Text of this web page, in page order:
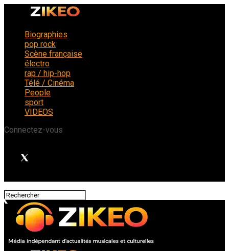
Biographies
pop rock
Scène française
électro
rap / hip-hop
Télé / Cinéma
People
sport
VIDEOS
Connectez-vous